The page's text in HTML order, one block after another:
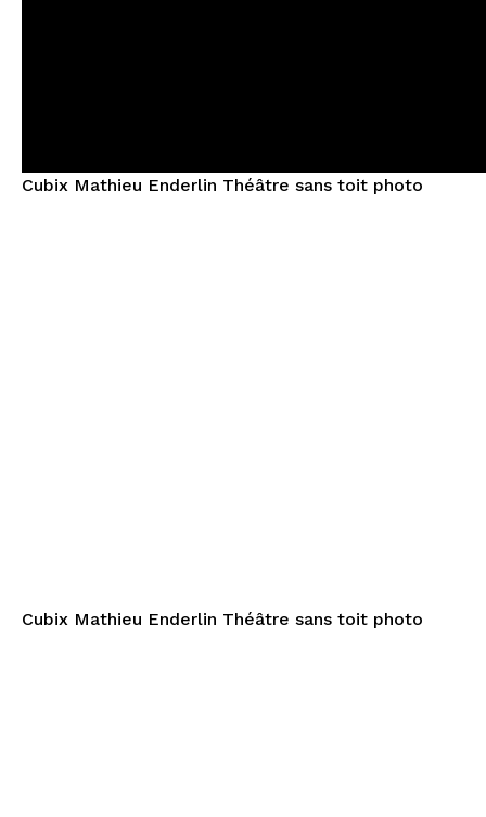
Cubix Mathieu Enderlin Théâtre sans toit photo
Cubix Mathieu Enderlin Théâtre sans toit photo